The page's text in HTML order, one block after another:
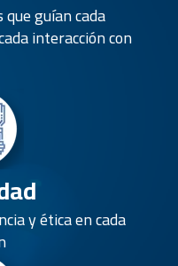
guían cada
interacción con
y ética en cada